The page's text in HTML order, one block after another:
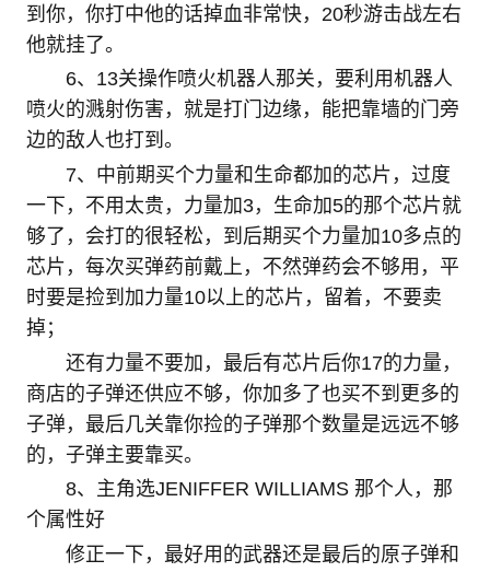
到你，你打中他的话掉血非常快，20秒游击战左右
他就挂了。
6、13关操作喷火机器人那关，要利用机器人
喷火的溅射伤害，就是打门边缘，能把靠墙的门旁
边的敌人也打到。
7、中前期买个力量和生命都加的芯片，过度
一下，不用太贵，力量加3，生命加5的那个芯片就
够了，会打的很轻松，到后期买个力量加10多点的
芯片，每次买弹药前戴上，不然弹药会不够用，平
时要是捡到加力量10以上的芯片，留着，不要卖
掉；
还有力量不要加，最后有芯片后你17的力量，
商店的子弹还供应不够，你加多了也买不到更多的
子弹，最后几关靠你捡的子弹那个数量是远远不够
的，子弹主要靠买。
8、主角选JENIFFER WILLIAMS 那个人，那
个属性好
修正一下，最好用的武器还是最后的原子弹和